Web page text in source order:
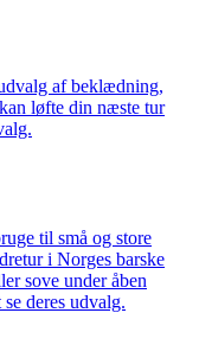
af beklædning,
løfte din næste tur
til små og store
i Norges barske
sove under åben
deres udvalg.